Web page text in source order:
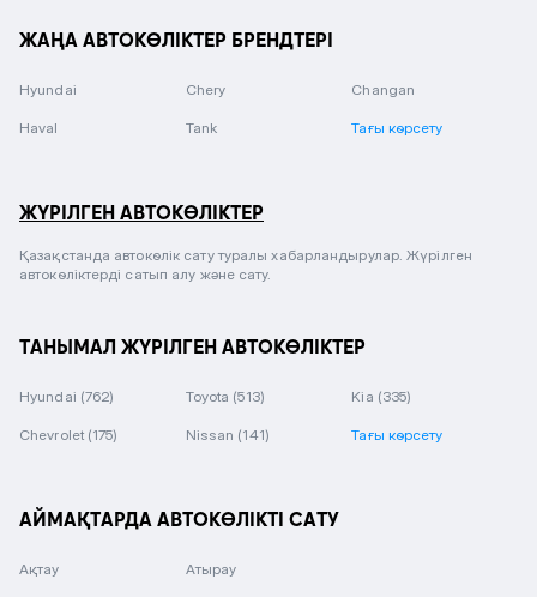
ЖАҢА АВТОКӨЛІКТЕР БРЕНДТЕРІ
Hyundai Chery Changan
Haval Tank Тағы көрсету
ЖҮРІЛГЕН АВТОКӨЛІКТЕР
Қазақстанда автокөлік сату туралы хабарландырулар. Жүрілген
автокөліктерді сатып алу және сату.
ТАНЫМАЛ ЖҮРІЛГЕН АВТОКӨЛІКТЕР
Hyundai (762) Toyota (513) Kia (335)
Chevrolet (175) Nissan (141) Тағы көрсету
АЙМАҚТАРДА АВТОКӨЛІКТІ САТУ
Ақтау Атырау